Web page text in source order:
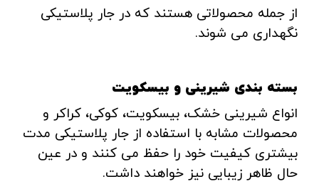
از جمله محصولاتی هستند که در جار پلاستیکی
نگهداری می شوند.
بسته بندی شیرینی و بیسکویت
انواع شیرینی خشک، بیسکویت، کوکی، کراکر و
محصولات مشابه با استفاده از جار پلاستیکی مدت
بیشتری کیفیت خود را حفظ می کنند و در عین
حال ظاهر زیبایی نیز خواهند داشت.